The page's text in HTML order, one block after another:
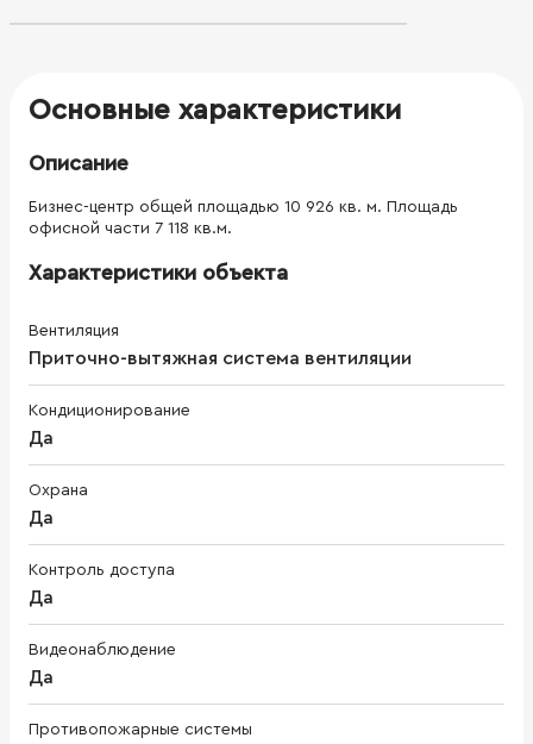
Основные характеристики
Описание
Бизнес-центр общей площадью 10 926 кв. м. Площадь
офисной части 7 118 кв.м.
Характеристики объекта
Вентиляция
Приточно-вытяжная система вентиляции
Кондиционирование
Да
Охрана
Да
Контроль доступа
Да
Видеонаблюдение
Да
Противопожарные системы